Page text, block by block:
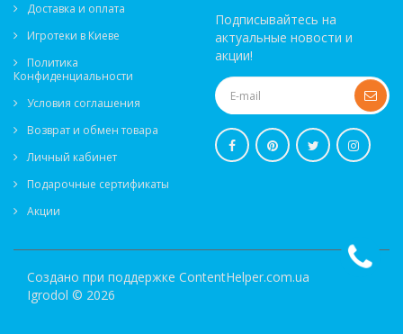
Доставка и оплата
Игротеки в Киеве
Политика
Конфиденциальности
Условия соглашения
Возврат и обмен товара
Личный кабинет
Подарочные сертификаты
Акции
Подписывайтесь на
актуальные новости и
акции!
Создано при поддержке ContentHelper.com.ua
Igrodol © 2026